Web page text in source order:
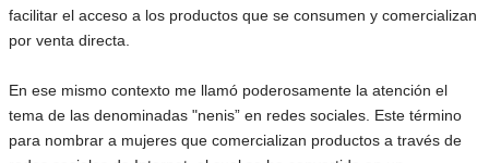
facilitar el acceso a los productos que se consumen y comercializan
por venta directa.
En ese mismo contexto me llamó poderosamente la atención el
tema de las denominadas "nenis” en redes sociales. Este término
para nombrar a mujeres que comercializan productos a través de